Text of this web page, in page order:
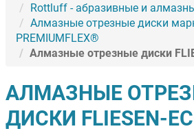
Rottluff - абразивные и
Алмазные отрезные диски
PREMIUMFLEX®
Алмазные отрезные диски
АЛМАЗНЫЕ
ДИСКИ FLIESEN-